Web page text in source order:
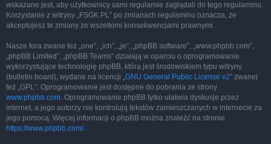
wskazane jest, aby użytkownicy sami regularnie zaglądali do tego regulaminu.
Korzystanie z witryny „FSGK.PL” po zmianach regulaminu oznacza, że
akceptujesz te zmiany ze wszelkimi konsekwencjami prawnymi.
Nasze fora zwane też „one”, „ich”, „je”, „phpBB software”, „www.phpbb.com”,
„phpBB Limited”, „phpBB Teams” działają w oparciu o oprogramowanie
wykorzystujące technologię phpBB, która jest środowiskiem typu witryny
(bulletin board), wydane na licencji „GNU General Public License v2” zwanej
też „GPL”. Oprogramowanie jest dostępne do pobrania ze strony
www.phpbb.com. Oprogramowanie phpBB tylko ułatwia dyskusje przez
internet, a jego autorzy nie kontrolują tekstów zamieszczanych w internecie za
jego pomocą. Więcej informacji o phpBB można znaleźć na stronie
https://www.phpbb.com/.